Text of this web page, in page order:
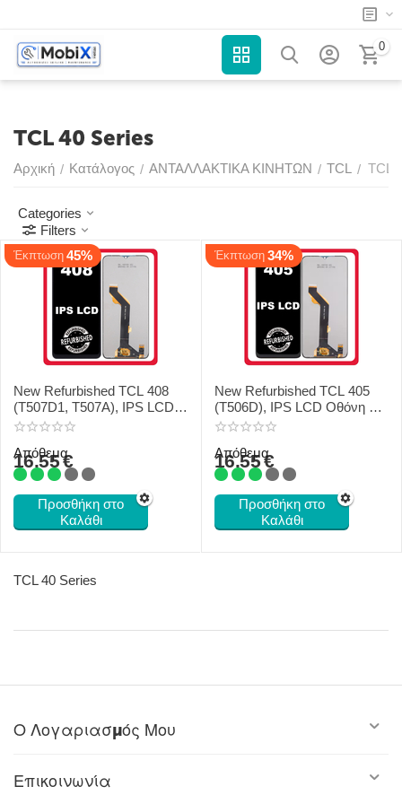
0
TCL 40 Series
Αρχική / Κατάλογος / ΑΝΤΑΛΛΑΚΤΙΚΑ ΚΙΝΗΤΩΝ / TCL / TCL
Categories
Filters
TCL 40 Series
Έκπτωση 45%
New Refurbished TCL 408
(T507D1, T507A), IPS LCD
Οθόνη + Touch Screen
16.55€
Απόθεμα
Προσθήκη στο
Καλάθι
Έκπτωση 34%
New Refurbished TCL 405
(T506D), IPS LCD Οθόνη +
Touch Screen Digitizer Space
16.55€
Απόθεμα
Προσθήκη στο
Καλάθι
Ο Λογαριασμός Μου
Επικοινωνία